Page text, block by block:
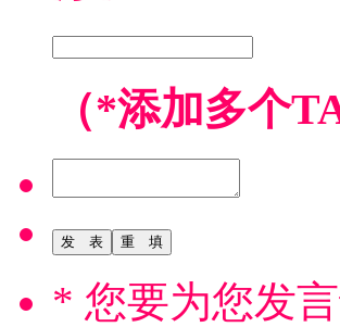
（*添加多个
* 您要为您发